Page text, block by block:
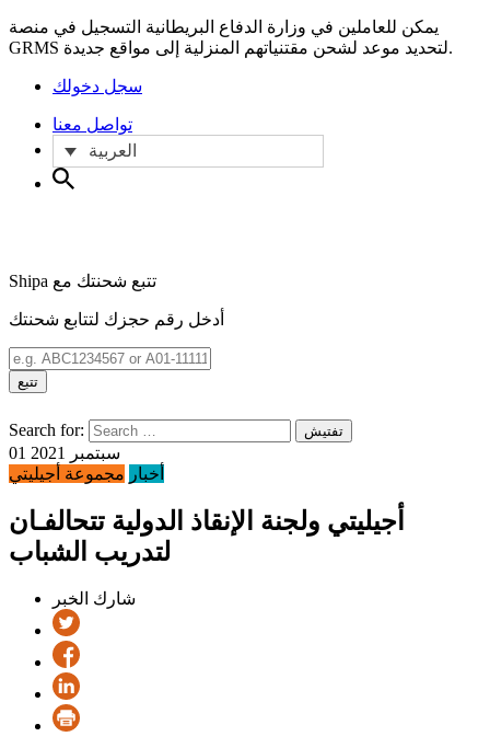
يمكن للعاملين في وزارة الدفاع البريطانية التسجيل في منصة
GRMS لتحديد موعد لشحن مقتنياتهم المنزلية إلى مواقع جديدة.
سجل دخولك
تواصل معنا
العربية
Shipa تتبع شحنتك مع
أدخل رقم حجزك لتتابع شحنتك
تتبع
Search for: تفتيش
01 سبتمبر 2021
أخبار مجموعة أجيليتي
أجيليتي ولجنة الإنقاذ الدولية تتحالفـان
لتدريب الشباب
شارك الخبر